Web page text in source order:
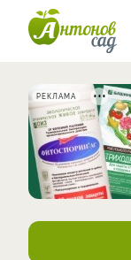
РЕКЛАМА